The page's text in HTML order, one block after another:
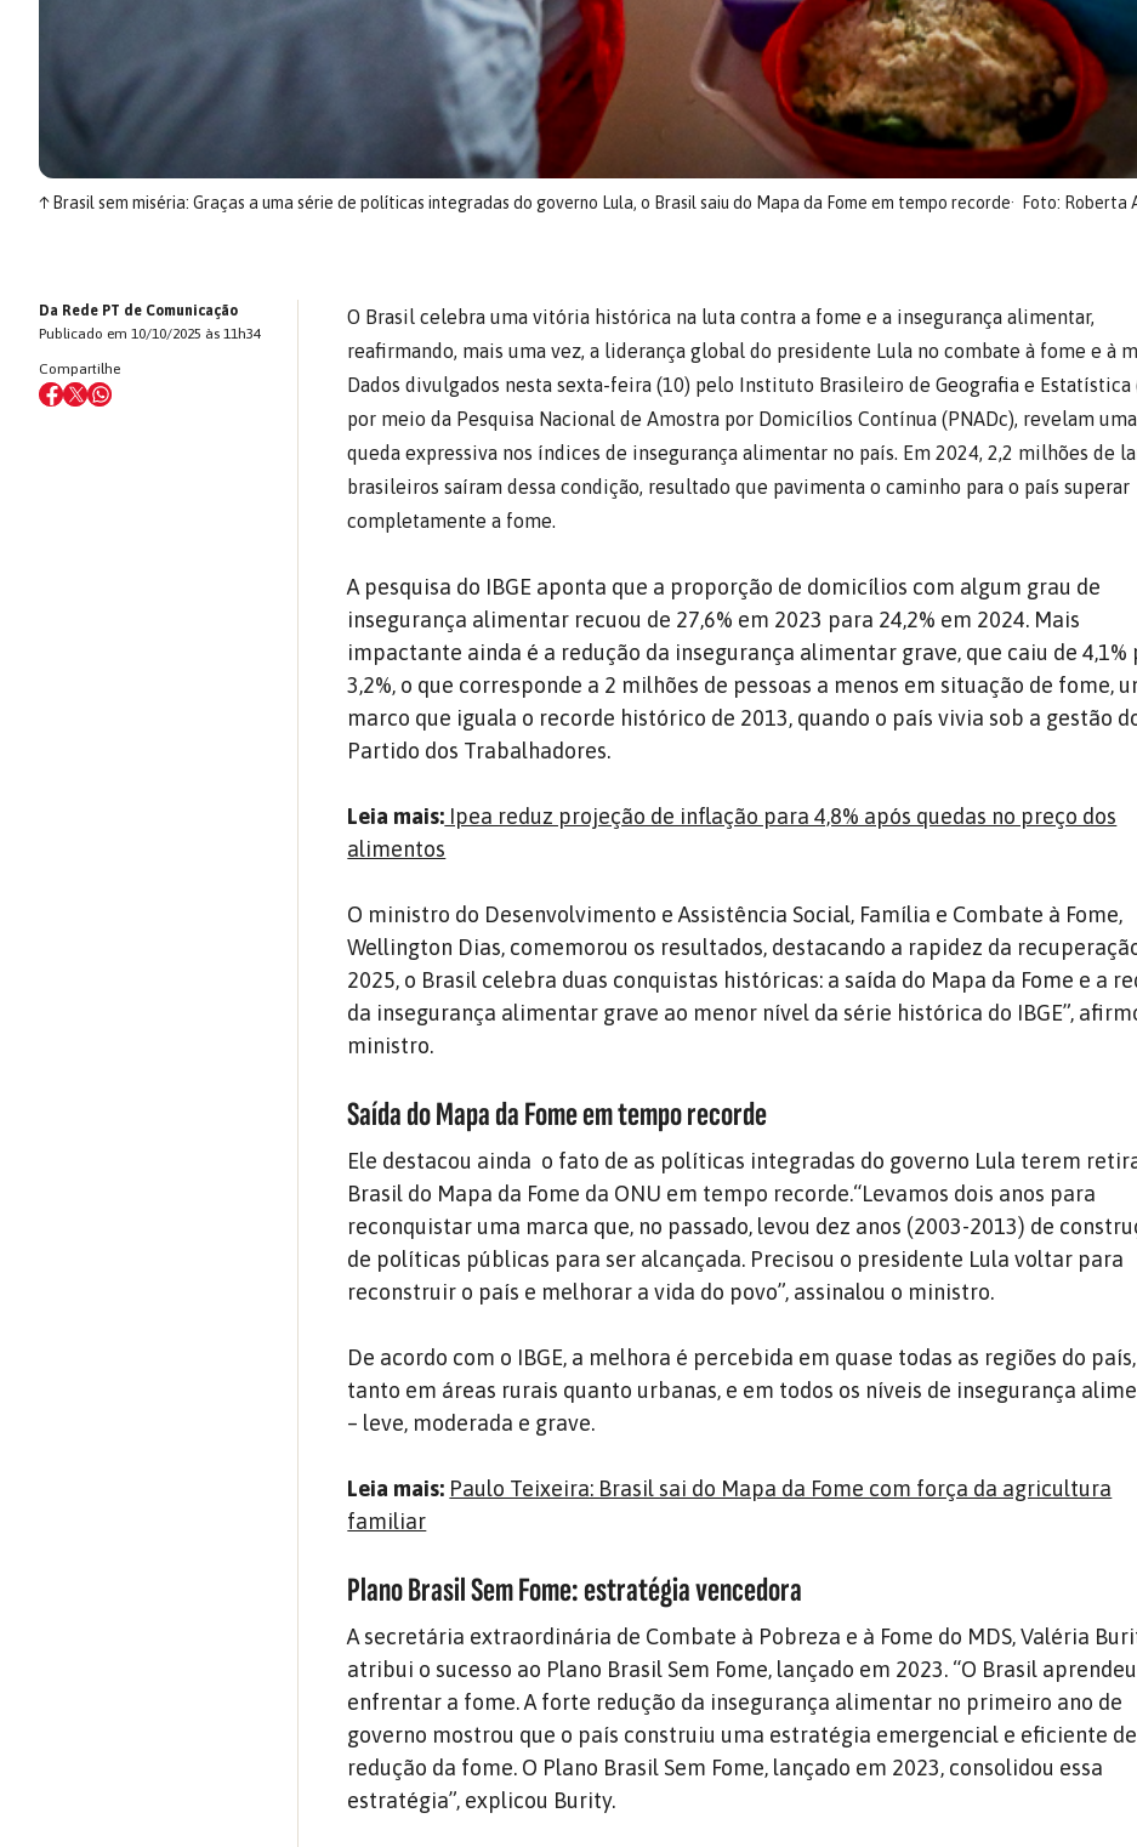
↑Brasil sem miséria: Graças a uma série de políticas integradas do governo Lula, o Brasil saiu do Mapa da Fome em tempo recorde Foto: Roberta
Da Rede PT de Comunicação
Publicado em 10/10/2025 às 11h34
Compartilhe
O Brasil celebra uma vitória histórica na luta contra a fome e a insegurança alimentar,
reafirmando, mais uma vez, a liderança global do presidente Lula no combate à fome e à
Dados divulgados nesta sexta-feira (10) pelo Instituto Brasileiro de Geografia e Estatística
por meio da Pesquisa Nacional de Amostra por Domicílios Contínua (PNADc), revelam uma
queda expressiva nos índices de insegurança alimentar no país. Em 2024,2,2 milhões de
brasileiros saíram dessa condição, resultado que pavimenta o caminho para o país superar
completamente a fome.
A pesquisa do IBGE aponta que a proporção de domicílios com algum grau de
insegurança alimentar recuou de 27,6% em 2023 para 24,2% em 2024. Mais
impactante ainda é a redução da insegurança alimentar grave, que caiu de 4,1%
3,2%, o que corresponde a 2 milhões de pessoas a menos em situação de fome,
marco que iguala o recorde histórico de 2013, quando o país vivia sob a gestão
Partido dos Trabalhadores.
Leia mais: Ipea reduz projeção de inflação para 4,8% após quedas no preço dos
alimentos
O ministro do Desenvolvimento e Assistência Social, Família e Combate à Fome,
Wellington Dias, comemorou os resultados, destacando a rapidez da
2025, o Brasil celebra duas conquistas históricas: a saída do Mapa da Fome e a
da insegurança alimentar grave ao menor nível da série histórica do IBGE”,
ministro.
Saída do Mapa da Fome em tempo recorde
Ele destacou ainda o fato de as políticas integradas do governo Lula terem
Brasil do Mapa da Fome da ONU em tempo recorde.“Levamos dois anos para
reconquistar uma marca que, no passado, levou dez anos (2003-2013) de
de políticas públicas para ser alcançada. Precisou o presidente Lula voltar para
reconstruir o país e melhorar a vida do povo”, assinalou o ministro.
De acordo com o IBGE, a melhora é percebida em quase todas as regiões do país,
tanto em áreas rurais quanto urbanas, e em todos os níveis de insegurança
– leve, moderada e grave.
Leia mais: Paulo Teixeira: Brasil sai do Mapa da Fome com força da agricultura
familiar
Plano Brasil Sem Fome: estratégia vencedora
A secretária extraordinária de Combate à Pobreza e à Fome do MDS, Valéria
atribui o sucesso ao Plano Brasil Sem Fome, lançado em 2023. “O Brasil
enfrentar a fome. A forte redução da insegurança alimentar no primeiro ano de
governo mostrou que o país construiu uma estratégia emergencial e eficiente de
redução da fome. O Plano Brasil Sem Fome, lançado em 2023, consolidou essa
estratégia”, explicou Burity.